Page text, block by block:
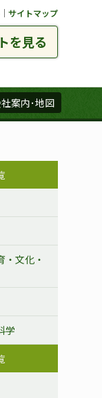
｜ サイトマップ
を見る
案内･地図
・文化・
学